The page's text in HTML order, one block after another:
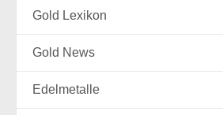
Gold Lexikon
Gold News
Edelmetalle